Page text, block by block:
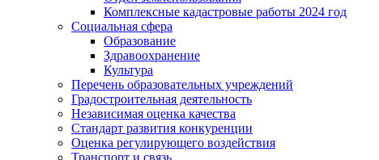
Комплексные кадастровые работы 2024 год
Социальная сфера
Образование
Здравоохранение
Культура
Перечень образовательных учреждений
Градостроительная деятельность
Независимая оценка качества
Стандарт развития конкуренции
Оценка регулирующего воздействия